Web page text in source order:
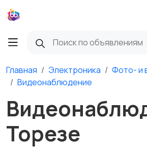
Главная Электроника
Фото- и
Видеонаблюдение
Торезе